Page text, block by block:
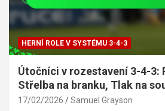
HERNÍ ROLE V SYSTÉMU 3-4-3
Útočníci v rozestavení 3-4-3:
Střelba na branku, Tlak na
17/02/2026 Samuel Grayson